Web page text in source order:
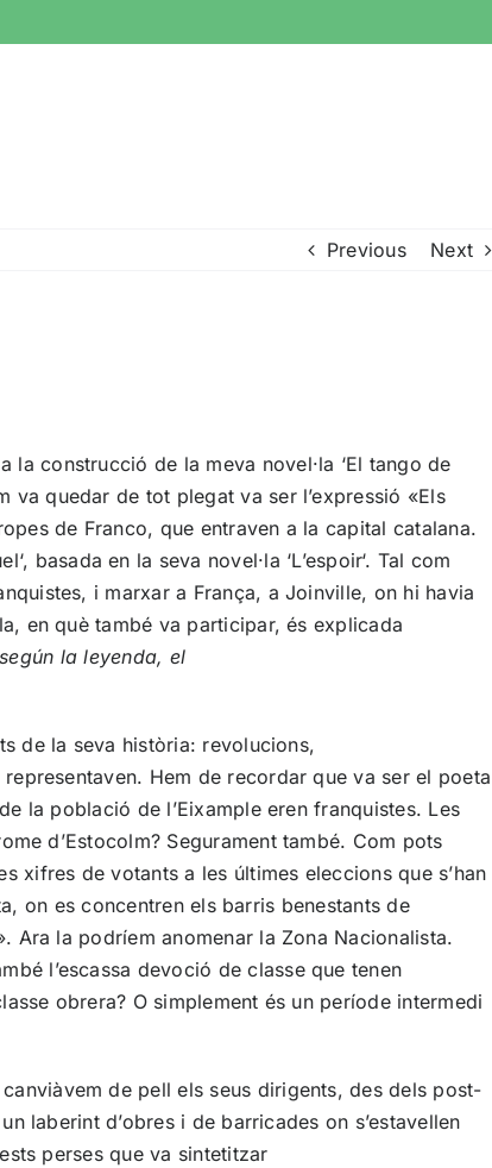
Previous Next
construcció de la meva novel·la ‘El tango de
va quedar de tot plegat va ser l’expressió «Els
de Franco, que entraven a la capital catalana.
‘, basada en la seva novel·la ‘L’espoir‘. Tal com
i marxar a França, a Joinville, on hi havia
en què també va participar, és explicada
según laleyenda, el
de la seva història: revolucions,
Hem de recordar que va ser el poeta
la població de l’Eixample eren franquistes. Les
d’Estocolm? Segurament també. Com pots
xifres de votants a les últimes eleccions que s’han
on es concentren els barris benestants de
Ara la podríem anomenar la Zona Nacionalista.
l’escassa devoció de classe que tenen
obrera? O simplement és un període intermedi
de pell els seus dirigents, des dels post-
laberint d’obres i de barricades on s’estavellen
perses que va sintetitzar